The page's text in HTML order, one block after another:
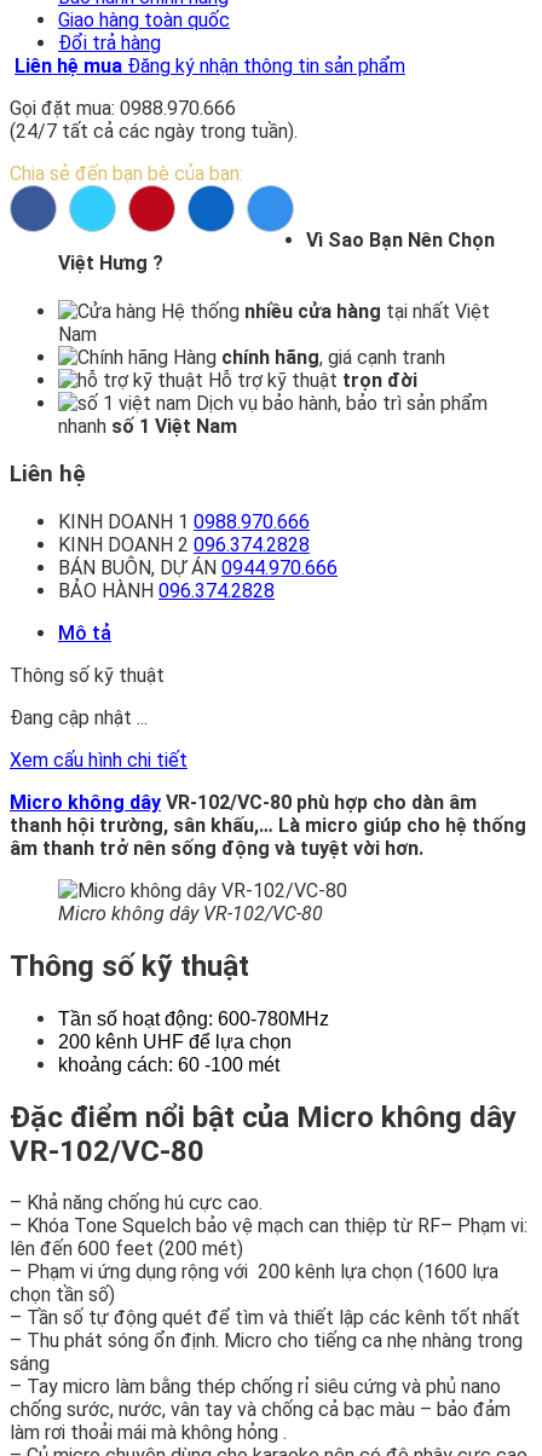
Giao hàng toàn quốc
Đổi trả hàng
Liên hệ mua Đăng ký nhận thông tin sản phẩm
Gọi đặt mua: 0988.970.666
(24/7 tất cả các ngày trong tuần).
Chia sẻ đến bạn bè của bạn:
Vì Sao Bạn Nên Chọn
Việt Hưng ?
Hệ thống nhiều cửa hàng tại nhất Việt
Nam
Hàng chính hãng, giá cạnh tranh
Hỗ trợ kỹ thuật trọn đời
Dịch vụ bảo hành, bảo trì sản phẩm
nhanh số 1 Việt Nam
Liên hệ
KINH DOANH 1 0988.970.666
KINH DOANH 2 096.374.2828
BÁN BUÔN, DỰ ÁN 0944.970.666
BẢO HÀNH 096.374.2828
Mô tả
Thông số kỹ thuật
Đang cập nhật ...
Xem cấu hình chi tiết
Micro không dây VR-102/VC-80 phù hợp cho dàn âm
thanh hội trường, sân khấu,… Là micro giúp cho hệ thống
âm thanh trở nên sống động và tuyệt vời hơn.
Micro không dây VR-102/VC-80
Thông số kỹ thuật
Tần số hoạt động: 600-780MHz
200 kênh UHF để lựa chọn
khoảng cách: 60 -100 mét
Đặc điểm nổi bật của Micro không dây
VR-102/VC-80
– Khả năng chống hú cực cao.
– Khóa Tone Squelch bảo vệ mạch can thiệp từ RF– Phạm vi:
lên đến 600 feet (200 mét)
– Phạm vi ứng dụng rộng với 200 kênh lựa chọn (1600 lựa
chọn tần số)
– Tần số tự động quét để tìm và thiết lập các kênh tốt nhất
– Thu phát sóng ổn định. Micro cho tiếng ca nhẹ nhàng trong
sáng
– Tay micro làm bằng thép chống rỉ siêu cứng và phủ nano
chống sước, nước, vân tay và chống cả bạc màu – bảo đảm
làm rơi thoải mái mà không hỏng .